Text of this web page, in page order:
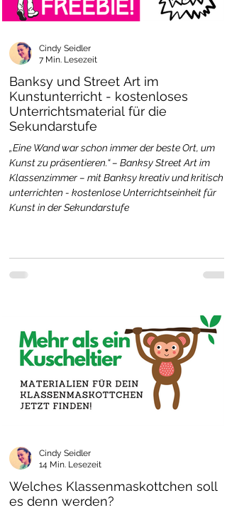
Banksy und Street Art im
Kunstunterricht - kostenloses
Unterrichtsmaterial für die
Sekundarstufe
„Eine Wand war schon immer der beste Ort, um
Kunst zu präsentieren.“ – Banksy Street Art im
Klassenzimmer – mit Banksy kreativ und kritisch
unterrichten - kostenlose Unterrichtseinheit für
Kunst in der Sekundarstufe
Cindy Seidler
7 Min. Lesezeit
Welches Klassenmaskottchen soll
es denn werden?
Cindy Seidler
14 Min. Lesezeit